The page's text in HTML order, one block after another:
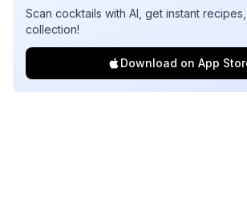
Scan cocktails with AI, get instant
collection!
Download on App